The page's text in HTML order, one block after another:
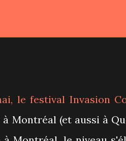
le festival Invasion
Montréal (et aussi à